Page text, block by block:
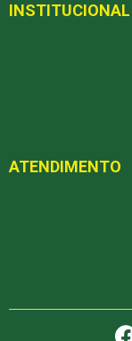
INSTITUCIONAL
ATENDIMENTO